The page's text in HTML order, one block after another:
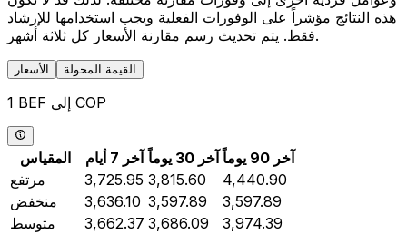
هذه النتائج مؤشراً على الوفورات الفعلية ويجب استخدامها للإرشاد
فقط. يتم تحديث رسم مقارنة الأسعار كل ثلاثة أشهر.
الأسعار القيمة المحولة
1 BEF إلى COP
المقياس آخر 7 أيام آخر 30 يوماً
آخر 90 يوماً
مرتفع
3,725.95 3,815.60
4,440.90
منخفض
3,636.10 3,597.89
3,597.89
متوسط
3,662.37 3,686.09
3,974.39